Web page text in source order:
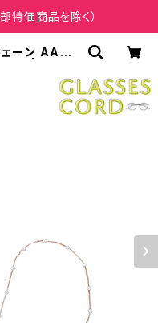
特価商品を除く）
ーン AAG0